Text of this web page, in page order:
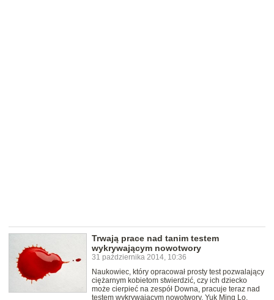
Trwają prace nad tanim testem
wykrywającym nowotwory
31 października 2014, 10:36
Naukowiec, który opracował prosty test pozwalający
ciężarnym kobietom stwierdzić, czy ich dziecko
może cierpieć na zespół Downa, pracuje teraz nad
testem wykrywającym nowotwory. Yuk Ming Lo,